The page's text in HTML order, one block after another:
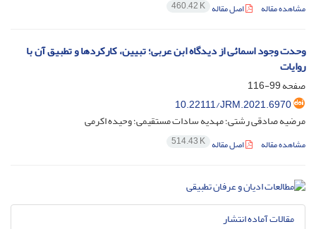
مشاهده مقاله اصل مقاله 460.42 K
وحدت وجود اسمائی از دیدگاه ابن عربی؛ تبیین، کارکردها و تطبیق آن با
روایات
صفحه99-116
10.22111/JRM.2021.6970
مرضیه صادقی رشتی؛ مهدیه سادات مستقیمی؛ وحیده اکرمی
مشاهده مقاله اصل مقاله 514.43 K
مقالات آماده انتشار